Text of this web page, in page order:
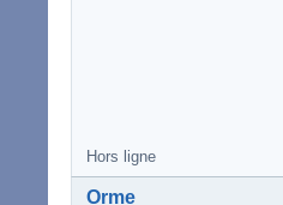
Hors ligne
Orme